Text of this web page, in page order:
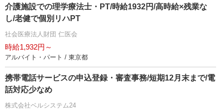
介護施設での理学療法士・PT/時給1932円/高時給×残業な
し/老健で個別リハPT
社会医療法人財団 仁医会
時給1,932円～
アルバイト・パート / 東京都
携帯電話サービスの申込登録・審査事務/短期12月末まで/電
話対応少なめ
株式会社ベルシステム24